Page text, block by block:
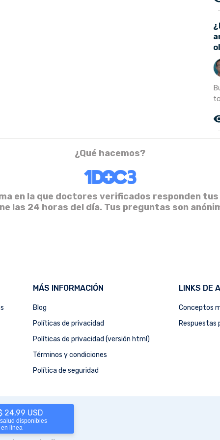
¿Qué hacemos?
en la que doctores verificados responden
las 24 horas del día. Tus preguntas son
24,99 USD
disponibles
línea
MÁS INFORMACIÓN
Blog
Políticas de privacidad
Políticas de privacidad (versión html)
Términos y condiciones
Política de seguridad
LINKS DE
Conceptos
Respuestas